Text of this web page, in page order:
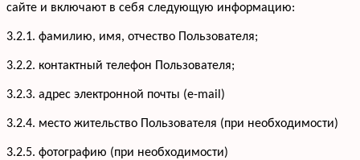
сайте и включают в себя следующую информацию:
3.2.1. фамилию, имя, отчество Пользователя;
3.2.2. контактный телефон Пользователя;
3.2.3. адрес электронной почты (e-mail)
3.2.4. место жительство Пользователя (при необходимости)
3.2.5. фотографию (при необходимости)